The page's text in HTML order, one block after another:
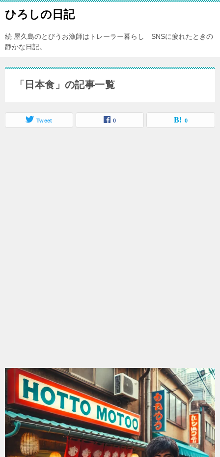
ひろしの日記
続 屋久島のとびうお漁師はトレーラー暮らし SNSに疲れたときの
静かな日記。
「日本食」の記事一覧
Tweet 0 0